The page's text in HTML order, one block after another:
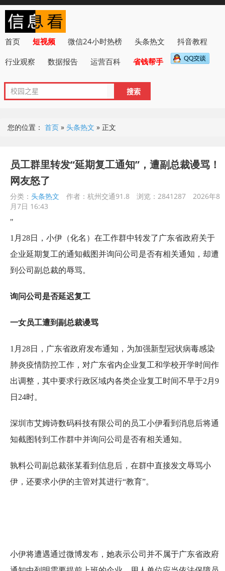
首页 短视频 微信24小时热榜 头条热文
抖音教程
行业观察
数据报告 运营百科 省钱帮手
您的位置： 首页 » 头条热文 » 正文
员工群里转发“延期复工通知”，遭副总裁谩骂！
网友怒了
分类： 头条热文 作者：杭州交通91.8 浏览：2841287
2026年8
月7日 16:43
"
1月28日，小伊（化名）在工作群中转发了广东省政府关于
企业延期复工的通知截图并询问公司是否有相关通知，却遭
到公司副总裁的辱骂。
询问公司是否延迟复工
一女员工遭到副总裁谩骂
1月28日，广东省政府发布通知，为加强新型冠状病毒感染
肺炎疫情防控工作，对广东省内企业复工和学校开学时间作
出调整，其中要求行政区域内各类企业复工时间不早于2月9
日24时。
深圳市艾姆诗数码科技有限公司的员工小伊看到消息后将通
知截图转到工作群中并询问公司是否有相关通知。
孰料公司副总裁张某看到信息后，在群中直接发文辱骂小
伊，还要求小伊的主管对其进行“教育”。
小伊将遭遇通过微博发布，她表示公司并不属于广东省政府